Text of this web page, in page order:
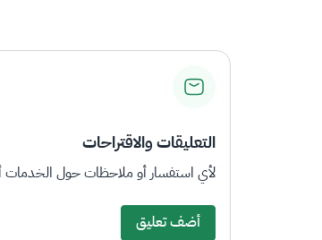
التعليقات والاقتراحات
لأي استفسار أو ملاحظات حول الخدمات
أضف تعليق